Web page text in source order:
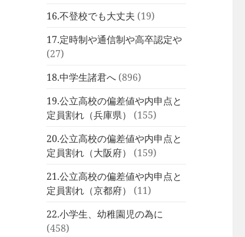
16.不登校でも大丈夫 (19)
17.定時制や通信制や高卒認定や
(27)
18.中学生諸君へ (896)
19.公立高校の偏差値や内申点と
定員割れ（兵庫県）
(155)
20.公立高校の偏差値や内申点と
定員割れ（大阪府）
(159)
21.公立高校の偏差値や内申点と
定員割れ（京都府）
(11)
22.小学生、幼稚園児の為に
(458)